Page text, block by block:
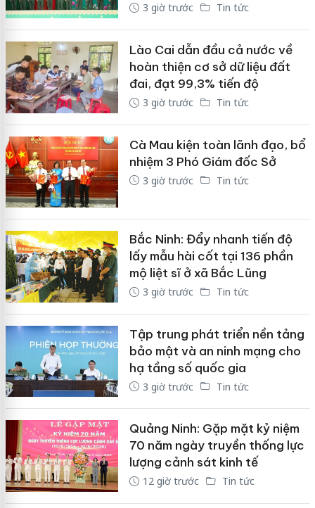
3 giờ trước Tin tức
Lào Cai dẫn đầu cả nước về
hoàn thiện cơ sở dữ liệu đất
đai, đạt 99,3% tiến độ
3 giờ trước Tin tức
Cà Mau kiện toàn lãnh đạo, bổ
nhiệm 3 Phó Giám đốc Sở
3 giờ trước Tin tức
Bắc Ninh: Đẩy nhanh tiến độ
lấy mẫu hài cốt tại 136 phần
mộ liệt sĩ ở xã Bắc Lũng
3 giờ trước Tin tức
Tập trung phát triển nền tảng
bảo mật và an ninh mạng cho
hạ tầng số quốc gia
3 giờ trước Tin tức
Quảng Ninh: Gặp mặt kỷ niệm
70 năm ngày truyền thống lực
lượng cảnh sát kinh tế
12 giờ trước Tin tức